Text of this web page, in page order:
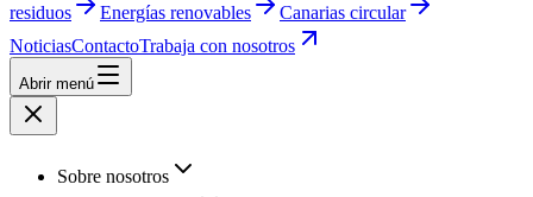
residuos
Energías renovables
Canarias circular
NoticiasContactoTrabaja con nosotros
Abrir menú
Sobre nosotros